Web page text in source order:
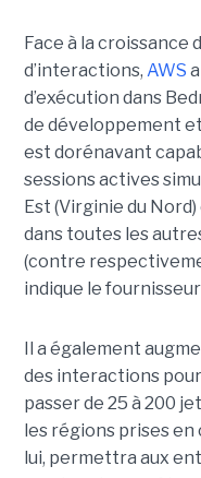
Face à la croissance
d’interactions, AWS
d’exécution dans
de développement
est dorénavant
sessions actives
Est (Virginie du
dans toutes les
(contre
indique le
Il a également
des interactions
passer de 25 à 200
les régions prises en
lui, permettra aux